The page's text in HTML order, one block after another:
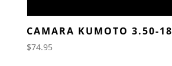
CAMARA KUMOTO 3.50-18
$74.95